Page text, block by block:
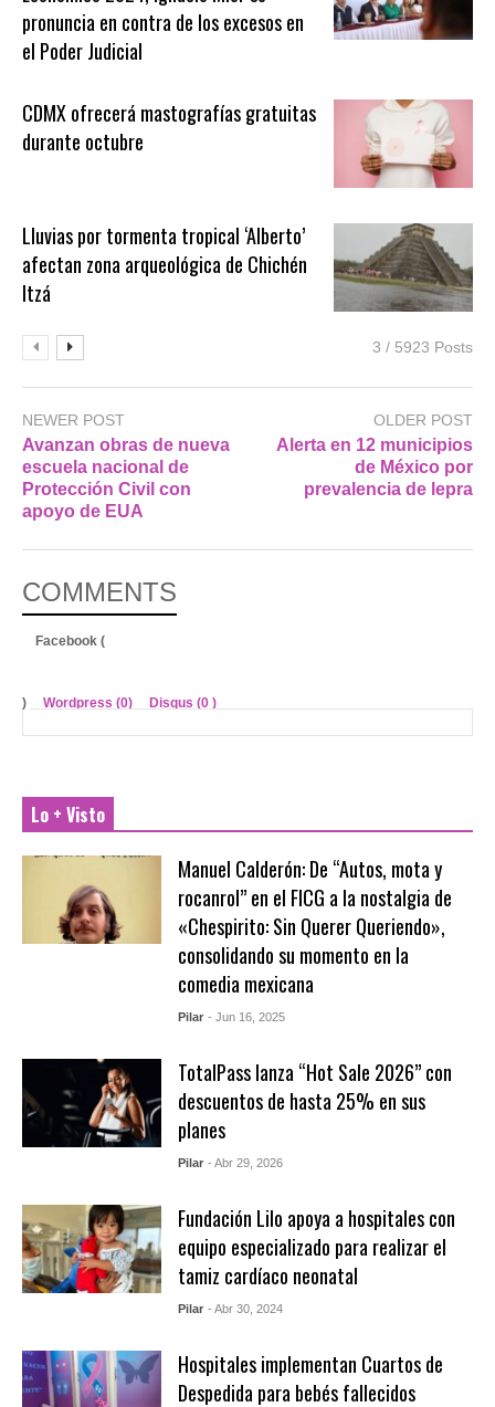
pronuncia en contra de los excesos en
el Poder Judicial
CDMX ofrecerá mastografías gratuitas
durante octubre
Lluvias por tormenta tropical ‘Alberto’
afectan zona arqueológica de Chichén
Itzá
3 / 5923 Posts
NEWER POST
Avanzan obras de nueva
escuela nacional de
Protección Civil con
apoyo de EUA
OLDER POST
Alerta en 12 municipios
de México por
prevalencia de lepra
COMMENTS
Facebook (
) Wordpress (0) Disqus (0 )
Lo + Visto
Manuel Calderón: De “Autos, mota y
rocanrol” en el FICG a la nostalgia de
«Chespirito: Sin Querer Queriendo»,
consolidando su momento en la
comedia mexicana
Pilar - Jun 16, 2025
TotalPass lanza “Hot Sale 2026” con
descuentos de hasta 25% en sus
planes
Pilar - Abr 29, 2026
Fundación Lilo apoya a hospitales con
equipo especializado para realizar el
tamiz cardíaco neonatal
Pilar - Abr 30, 2024
Hospitales implementan Cuartos de
Despedida para bebés fallecidos